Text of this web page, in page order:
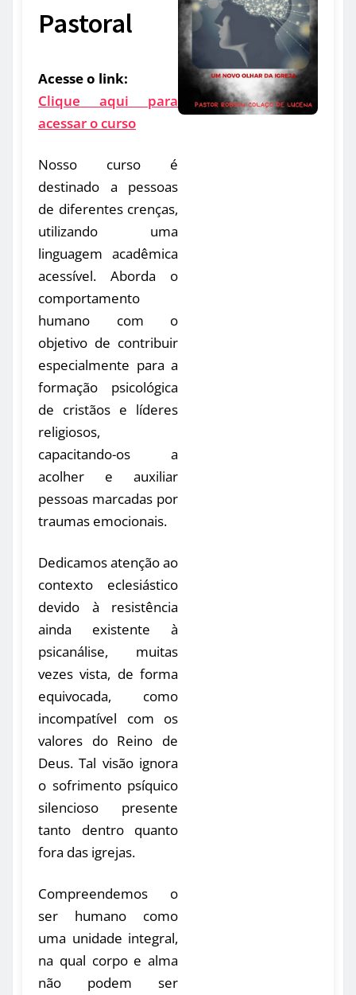
Pastoral
Acesse o link:
Clique aqui para
acessar o curso
Nosso curso é
destinado a pessoas
de diferentes crenças,
utilizando uma
linguagem acadêmica
acessível. Aborda o
comportamento
humano com o
objetivo de contribuir
especialmente para a
formação psicológica
de cristãos e líderes
religiosos,
capacitando-os a
acolher e auxiliar
pessoas marcadas por
traumas emocionais.
Dedicamos atenção ao
contexto eclesiástico
devido à resistência
ainda existente à
psicanálise, muitas
vezes vista, de forma
equivocada, como
incompatível com os
valores do Reino de
Deus. Tal visão ignora
o sofrimento psíquico
silencioso presente
tanto dentro quanto
fora das igrejas.
Compreendemos o
ser humano como
uma unidade integral,
na qual corpo e alma
não podem ser